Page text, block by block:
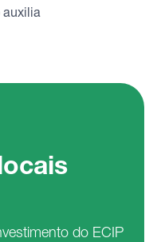
auxilia
do ECIP